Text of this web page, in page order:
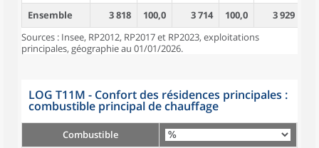
Ensemble 3 818 100,0 3 714 100,0 3 929
Sources : Insee, RP2012, RP2017 et RP2023, exploitations
principales, géographie au 01/01/2026.
LOG T11M - Confort des résidences principales :
combustible principal de chauffage
Combustible